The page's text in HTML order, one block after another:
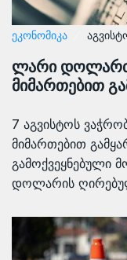
ᲔᲙᲝᲜᲝᲛᲘᲙᲐ
ლარი
მიმართებით
7 აგვისტოს
მიმართებით
გამოქვეყნებული
დოლარის